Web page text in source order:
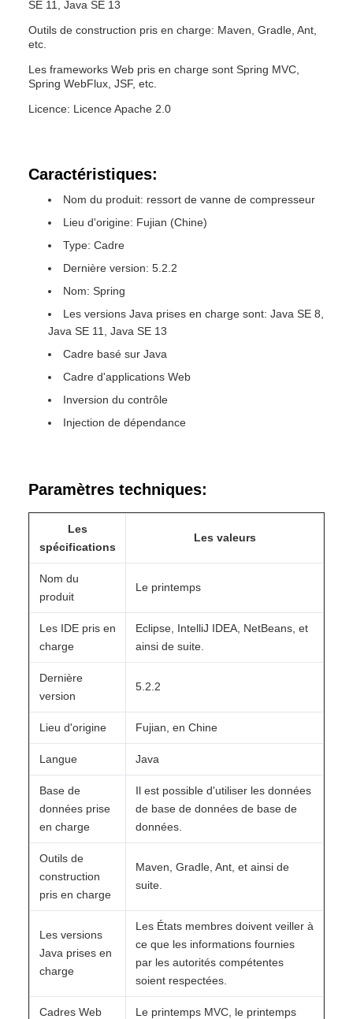
SE 11, Java SE 13
Outils de construction pris en charge: Maven, Gradle, Ant,
etc.
Les frameworks Web pris en charge sont Spring MVC,
Spring WebFlux, JSF, etc.
Licence: Licence Apache 2.0
Caractéristiques:
Nom du produit: ressort de vanne de compresseur
Lieu d'origine: Fujian (Chine)
Type: Cadre
Dernière version: 5.2.2
Nom: Spring
Les versions Java prises en charge sont: Java SE 8,
Java SE 11, Java SE 13
Cadre basé sur Java
Cadre d'applications Web
Inversion du contrôle
Injection de dépendance
Paramètres techniques:
Les
spécifications
Les valeurs
Nom du
produit
Le printemps
Les IDE pris en
charge
Eclipse, IntelliJ IDEA, NetBeans, et
ainsi de suite.
Dernière
version
5.2.2
Lieu d'origine Fujian, en Chine
Langue Java
Base de
données prise
en charge
Il est possible d'utiliser les données
de base de données de base de
données.
Outils de
construction
pris en charge
Maven, Gradle, Ant, et ainsi de
suite.
Les versions
Java prises en
charge
Les États membres doivent veiller à
ce que les informations fournies
par les autorités compétentes
soient respectées.
Cadres Web
Le printemps MVC, le printemps